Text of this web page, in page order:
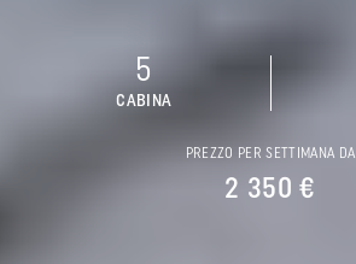
5
CABINA
PREZZO PER SETTIMANA DA
2 350 €